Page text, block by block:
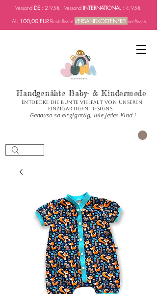
Versand DE : 2.95€ Versand INTERNATIONAL : 4.95€
Ab 100,00 EURBestellwertVERSANDKOSTENFREI weltweit
Handgenähte Baby- & Kindermode
Entdecke die bunte Vielfalt von unseren
einzigartigen Designs.
Genauso so einzigartig, wie jedes Kind !